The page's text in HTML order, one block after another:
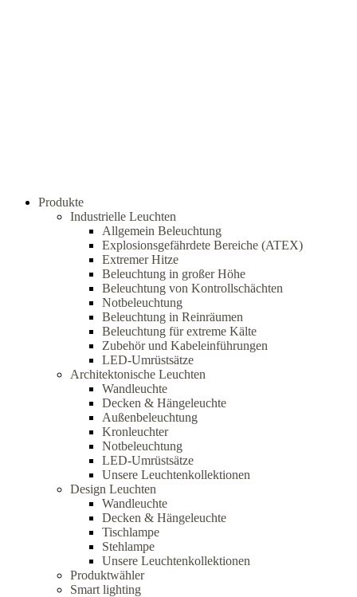
Produkte
Industrielle Leuchten
Allgemein Beleuchtung
Explosionsgefährdete Bereiche (ATEX)
Extremer Hitze
Beleuchtung in großer Höhe
Beleuchtung von Kontrollschächten
Notbeleuchtung
Beleuchtung in Reinräumen
Beleuchtung für extreme Kälte
Zubehör und Kabeleinführungen
LED-Umrüstsätze
Architektonische Leuchten
Wandleuchte
Decken & Hängeleuchte
Außenbeleuchtung
Kronleuchter
Notbeleuchtung
LED-Umrüstsätze
Unsere Leuchtenkollektionen
Design Leuchten
Wandleuchte
Decken & Hängeleuchte
Tischlampe
Stehlampe
Unsere Leuchtenkollektionen
Produktwähler
Smart lighting